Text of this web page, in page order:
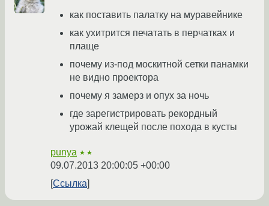
как поставить палатку на муравейнике
как ухитрится печатать в перчатках и
плаще
почему из-под москитной сетки панамки
не видно проектора
почему я замерз и опух за ночь
где зарегистрировать рекордный
урожай клещей после похода в кусты
punya ★★
09.07.2013 20:00:05 +00:00
Ссылка